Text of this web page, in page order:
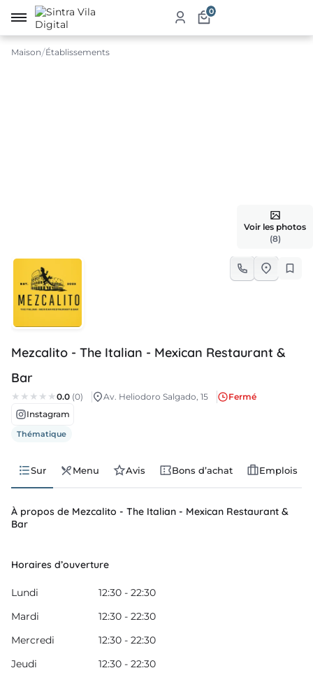
0
Maison Établissements
Voir les photos
(8)
Mezcalito - The Italian - Mexican Restaurant &
Bar
0.0 (0) Av. Heliodoro Salgado, 15
Fermé
Instagram
Thématique
Sur Menu Avis Bons d’achat Emplois
À propos de Mezcalito - The Italian - Mexican Restaurant &
Bar
Horaires d’ouverture
Lundi
12:30 - 22:30
Mardi
12:30 - 22:30
Mercredi
12:30 - 22:30
Jeudi
12:30 - 22:30